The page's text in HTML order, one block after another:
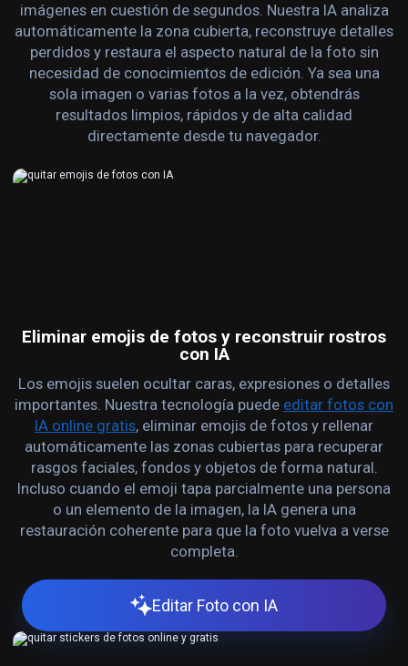
imágenes en cuestión de segundos. Nuestra IA analiza
automáticamente la zona cubierta, reconstruye detalles
perdidos y restaura el aspecto natural de la foto sin
necesidad de conocimientos de edición. Ya sea una
sola imagen o varias fotos a la vez, obtendrás
resultados limpios, rápidos y de alta calidad
directamente desde tu navegador.
Eliminar emojis de fotos y reconstruir rostros
con IA
Los emojis suelen ocultar caras, expresiones o detalles
importantes. Nuestra tecnología puede editar fotos con
IA online gratis, eliminar emojis de fotos y rellenar
automáticamente las zonas cubiertas para recuperar
rasgos faciales, fondos y objetos de forma natural.
Incluso cuando el emoji tapa parcialmente una persona
o un elemento de la imagen, la IA genera una
restauración coherente para que la foto vuelva a verse
completa.
Editar Foto con IA